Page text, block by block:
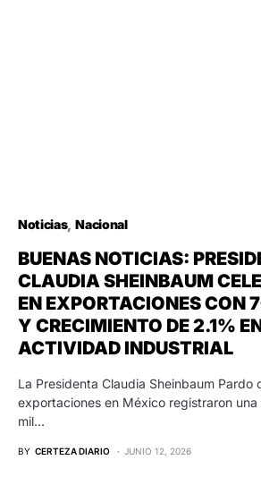
Noticias Nacional
BUENAS NOTICIAS:
CLAUDIA SHEINBAUM
EN EXPORTACIONES CON
Y CRECIMIENTO DE 2.1%
ACTIVIDAD INDUSTRIAL
La Presidenta Claudia Sheinbaum Pardo
exportaciones en México registraron
mil…
BY CERTEZA DIARIO JUNIO 12, 2026